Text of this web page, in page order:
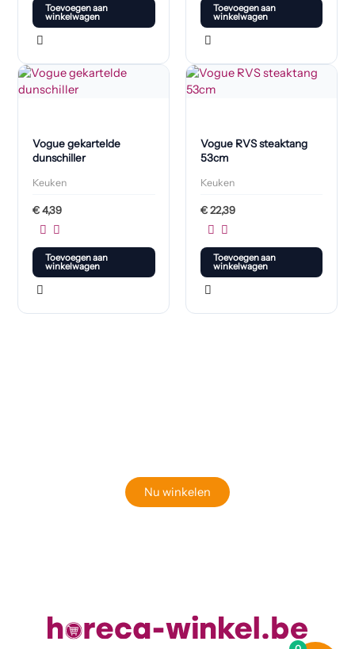
Toevoegen aan
winkelwagen
Toevoegen aan
winkelwagen
Vogue gekartelde
dunschiller
Keuken
€4,39
Toevoegen aan
winkelwagen
Vogue RVS steaktang
53cm
Keuken
€22,39
Toevoegen aan
winkelwagen
Nu winkelen